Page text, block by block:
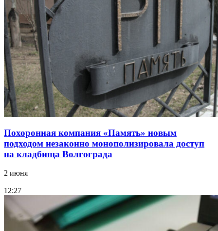
Похоронная компания «Память» новым
подходом незаконно монополизировала доступ
на кладбища Волгограда
2 июня
12:27